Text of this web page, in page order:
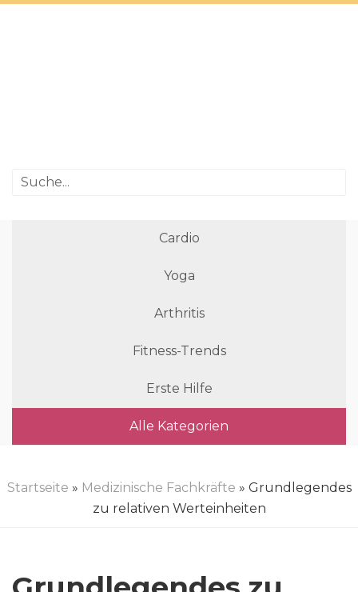
Cardio
Yoga
Arthritis
Fitness-Trends
Erste Hilfe
Alle Kategorien
Startseite » Medizinische Fachkräfte » Grundlegendes
zu relativen Werteinheiten